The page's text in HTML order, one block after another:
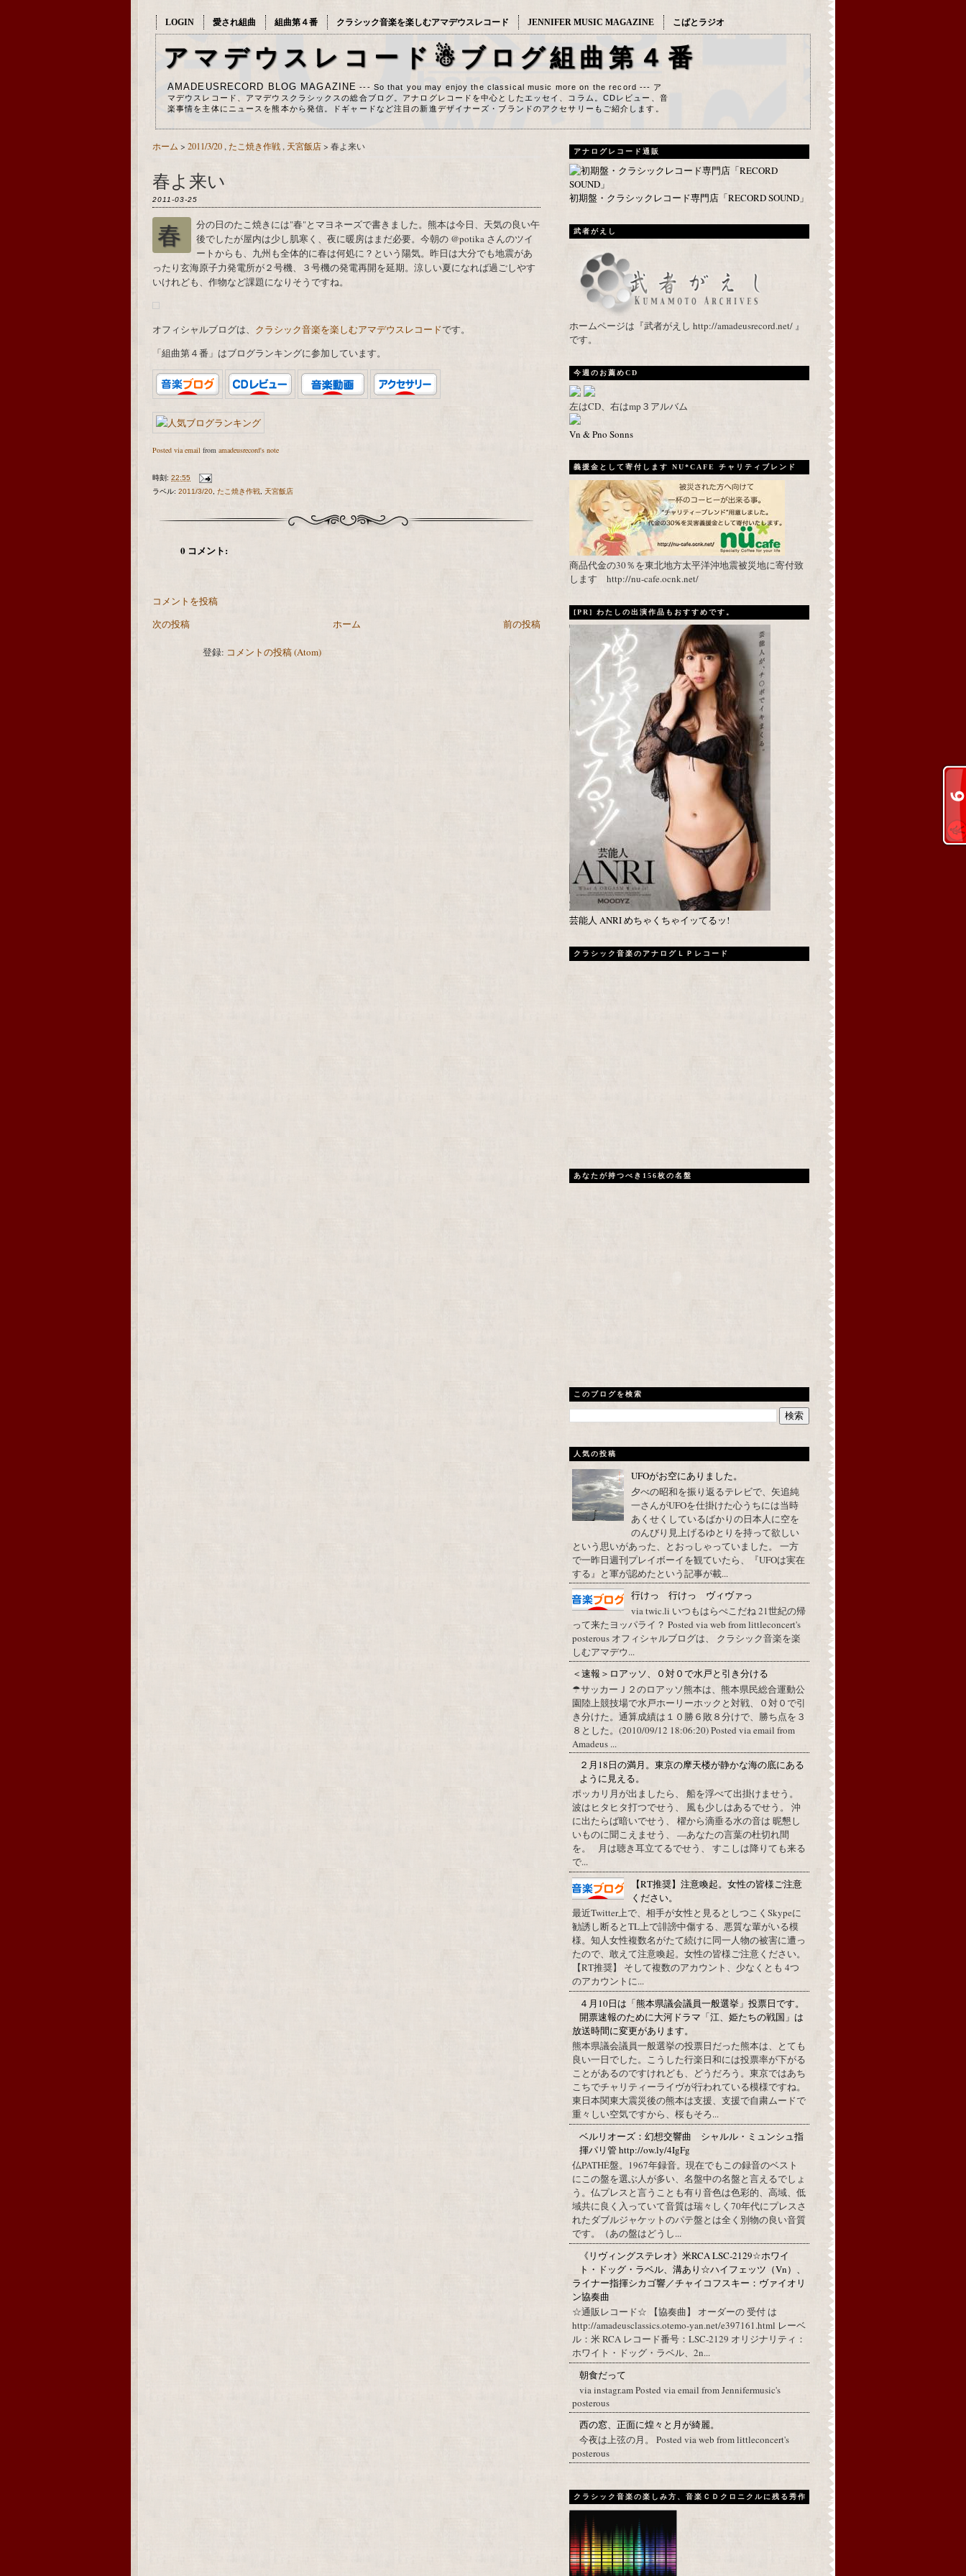
LOGIN 愛され組曲 組曲第４番 クラシック音楽を楽しむアマデウスレコード JENNIFER MUSIC MAGAZINE こばとラジオ
アマデウスレコード☃ブログ組曲第４番
AMADEUSRECORD BLOG MAGAZINE --- So that you may enjoy the classical music more on the record --- ア
マデウスレコード、アマデウスクラシックスの総合ブログ。アナログレコードを中心としたエッセイ、コラム。CDレビュー、音
楽事情を主体にニュースを熊本から発信。ドギャードなど注目の新進デザイナーズ・ブランドのアクセサリーもご紹介します。
ホーム > 2011/3/20 , たこ焼き作戦 , 天宮飯店> 春よ来い
春よ来い
2011-03-25
春分の日のたこ焼きには"春"とマヨネーズで書きました。熊本は今日、天気の良い午
後でしたが屋内は少し肌寒く、夜に暖房はまだ必要。今朝の @potika さんのツイ
ートからも、九州も全体的に春は何処に？という陽気。昨日は大分でも地震があ
ったり玄海原子力発電所が２号機、３号機の発電再開を延期。涼しい夏になれば過ごしやす
いけれども、作物など課題になりそうですね。
オフィシャルブログは、 クラシック音楽を楽しむアマデウスレコードです。
「組曲第４番」はブログランキングに参加しています。
Posted via email from amadeusrecord's note
時刻: 22:55
ラベル: 2011/3/20, たこ焼き作戦, 天宮飯店
0 コメント:
コメントを投稿
次の投稿
前の投稿
ホーム
登録: コメントの投稿 (Atom)
アナログレコード通販
初期盤・クラシックレコード専門店「RECORD SOUND」
武者がえし
ホームページは『武者がえし http://amadeusrecord.net/ 』
です。
今週のお薦めCD
左はCD、右はmp３アルバム
Vn & Pno Sonns
義援金として寄付します NU*CAFE チャリティブレンド
商品代金の30％を東北地方太平洋沖地震被災地に寄付致
します http://nu-cafe.ocnk.net/
[PR] わたしの出演作品もおすすめです。
芸能人 ANRI めちゃくちゃイッてるッ!
クラシック音楽のアナログＬＰレコード
あなたが持つべき156枚の名盤
このブログを検索
人気の投稿
UFOがお空にありました。
夕べの昭和を振り返るテレビで、矢追純
一さんがUFOを仕掛けた心うちには当時
あくせくしているばかりの日本人に空を
のんびり見上げるゆとりを持って欲しい
という思いがあった、とおっしゃっていました。 一方
で一昨日週刊プレイボーイを観ていたら、『UFOは実在
する』と軍が認めたという記事が載...
行けっ 行けっ ヴィヴァっ
via twic.li いつもはらぺこだね 21世紀の帰
って来たヨッパライ？ Posted via web from littleconcert's
posterous オフィシャルブログは、 クラシック音楽を楽
しむアマデウ...
＜速報＞ロアッソ、０対０で水戸と引き分ける
☂サッカーＪ２のロアッソ熊本は、熊本県民総合運動公
園陸上競技場で水戸ホーリーホックと対戦、０対０で引
き分けた。通算成績は１０勝６敗８分けで、勝ち点を３
８とした。(2010/09/12 18:06:20) Posted via email from
Amadeus ...
２月18日の満月。東京の摩天楼が静かな海の底にある
ように見える。
ポッカリ月が出ましたら、 船を浮べて出掛けませう。
波はヒタヒタ打つでせう、 風も少しはあるでせう。 沖
に出たらば暗いでせう、 櫂から滴垂る水の音は 昵懇し
いものに聞こえませう、 —あなたの言葉の杜切れ間
を。 月は聴き耳立てるでせう、 すこしは降りても来る
で...
【RT推奨】注意喚起。女性の皆様ご注意
ください。
最近Twitter上で、相手が女性と見るとしつこくSkypeに
勧誘し断るとTL上で誹謗中傷する、悪質な輩がいる模
様。知人女性複数名がたて続けに同一人物の被害に遭っ
たので、敢えて注意喚起。女性の皆様ご注意ください。
【RT推奨】 そして複数のアカウント、少なくとも 4つ
のアカウントに...
４月10日は「熊本県議会議員一般選挙」投票日です。
開票速報のために大河ドラマ「江、姫たちの戦国」は
放送時間に変更があります。
熊本県議会議員一般選挙の投票日だった熊本は、とても
良い一日でした。こうした行楽日和には投票率が下がる
ことがあるのですけれども、どうだろう。東京ではあち
こちでチャリティーライヴが行われている模様ですね。
東日本関東大震災後の熊本は支援、支援で自粛ムードで
重々しい空気ですから、桜もそろ...
ベルリオーズ：幻想交響曲 シャルル・ミュンシュ指
揮パリ管 http://ow.ly/4IgFg
仏PATHÉ盤。1967年録音。現在でもこの録音のベスト
にこの盤を選ぶ人が多い、名盤中の名盤と言えるでしょ
う。仏プレスと言うことも有り音色は色彩的、高域、低
域共に良く入っていて音質は瑞々しく70年代にプレスさ
れたダブルジャケットのパテ盤とは全く別物の良い音質
です。（あの盤はどうし...
《リヴィングステレオ》米RCA LSC-2129☆ホワイ
ト・ドッグ・ラベル、溝あり☆ハイフェッツ（Vn）、
ライナー指揮シカゴ響／チャイコフスキー：ヴァイオリ
ン協奏曲
☆通販レコード☆ 【協奏曲】 オーダーの 受付 は
http://amadeusclassics.otemo-yan.net/e397161.html レーベ
ル：米 RCA レコード番号：LSC-2129 オリジナリティ：
ホワイト・ドッグ・ラベル、2n...
朝食だって
via instagr.am Posted via email from Jennifermusic's
posterous
西の窓、正面に煌々と月が綺麗。
今夜は上弦の月。 Posted via web from littleconcert's
posterous
クラシック音楽の楽しみ方、音楽ＣＤクロニクルに残る秀作